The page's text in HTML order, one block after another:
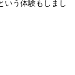
いう体験もしまし